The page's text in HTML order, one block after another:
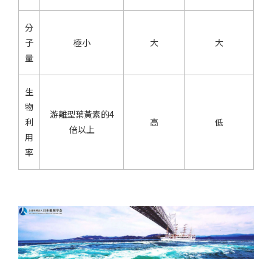
分
子
量
極小 大 大
生
物
利
用
率
游離型葉黃素的4
倍以上
高 低